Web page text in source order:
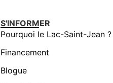
S'INFORMER
Pourquoi le Lac-Saint-Jean ?
Financement
Blogue